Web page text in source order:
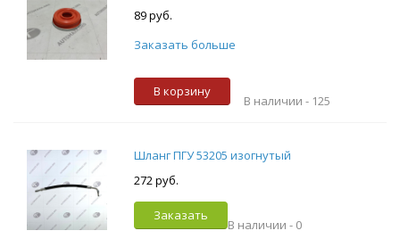
89 руб.
Заказать больше
В корзину
В наличии - 125
Шланг ПГУ 53205 изогнутый
272 руб.
Заказать
В наличии - 0